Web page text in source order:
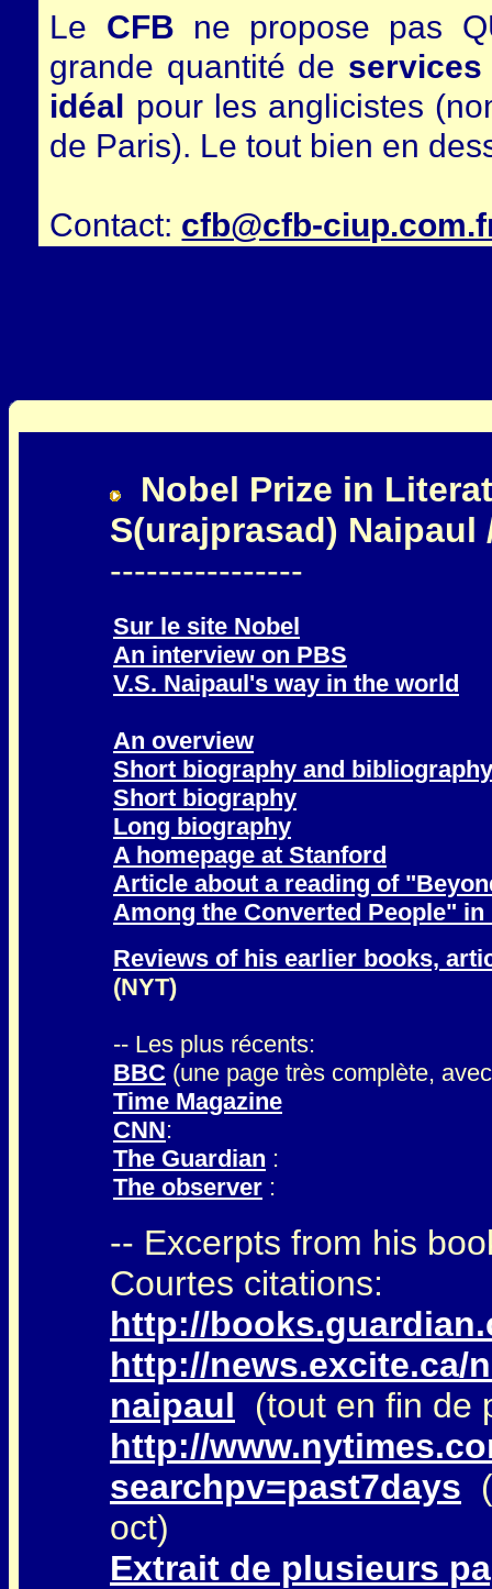
Le CFB ne propose pas
grande quantité de services
idéal pour les anglicistes
de Paris). Le tout bien en
Contact: cfb@cfb-
Nobel Prize in
S(urajprasad) Naipaul
----------------
Sur le site Nobel
An interview on PBS
V.S. Naipaul's way in the world
An overview
Short biography and bibliography
Short biography
Long biography
A homepage at Stanford
Article about a reading of
Among the Converted People" in
Reviews of his earlier books,
(NYT)
-- Les plus récents:
BBC (une page très complète,
Time Magazine
CNN:
The Guardian :
The observer :
-- Excerpts from his
Courtes citations:
http://
http://news.excite.ca/
naipaul (tout en fin de
http://
searchpv=past7days
oct)
Extrait de plusieurs